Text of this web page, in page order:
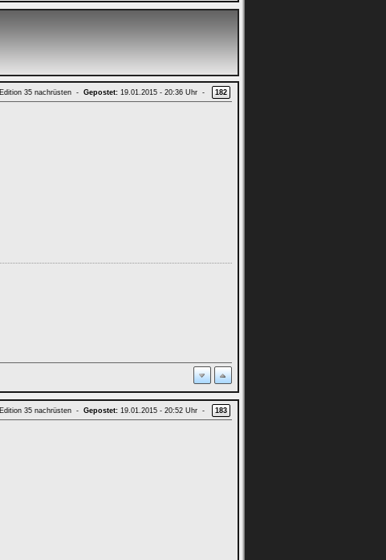
35 nachrüsten - Gepostet: 19.01.2015 - 20:36 Uhr - 182
35 nachrüsten - Gepostet: 19.01.2015 - 20:52 Uhr - 183